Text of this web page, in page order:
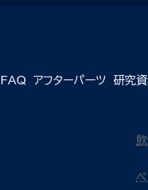
FAQ アフターパーツ 研究